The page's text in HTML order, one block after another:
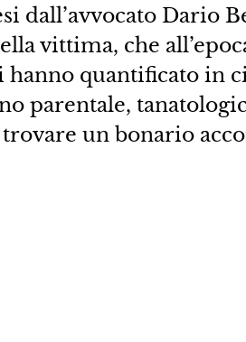
dall’avvocato Dario
vittima, che
hanno quantificato in
parentale,
un bonario